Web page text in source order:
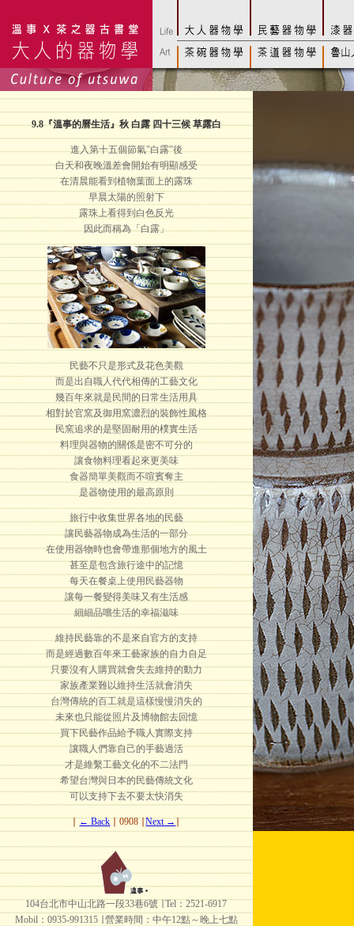
9.8『溫事的曆生活』秋 白露 四十三候 草露白
進入第十五個節氣"白露"後
白天和夜晚溫差會開始有明顯感受
在清晨能看到植物葉面上的露珠
早晨太陽的照射下
露珠上看得到白色反光
因此而稱為「白露」
民藝不只是形式及花色美觀
而是出自職人代代相傳的工藝文化
幾百年來就是民間的日常生活用具
相對於官窯及御用窯濃烈的裝飾性風格
民窯追求的是堅固耐用的樸實生活
料理與器物的關係是密不可分的
讓食物料理看起來更美味
食器簡單美觀而不喧賓奪主
是器物使用的最高原則
旅行中收集世界各地的民藝
讓民藝器物成為生活的一部分
在使用器物時也會帶進那個地方的風土
甚至是包含旅行途中的記憶
每天在餐桌上使用民藝器物
讓每一餐變得美味又有生活感
細細品嚐生活的幸福滋味
維持民藝靠的不是來自官方的支持
而是經過數百年來工藝家族的自力自足
只要沒有人購買就會失去維持的動力
家族產業難以維持生活就會消失
台灣傳統的百工就是這樣慢慢消失的
未來也只能從照片及博物館去回憶
買下民藝作品給予職人實際支持
讓職人們靠自己的手藝過活
才是維繫工藝文化的不二法門
希望台灣與日本的民藝傳統文化
可以支持下去不要太快消失
∣← Back∣ 0908 ∣Next →∣
104台北市中山北路一段33巷6號 ∣ Tel：2521-6917
Mobil：0935-991315 ∣
營業時間：中午12點～晚上七點